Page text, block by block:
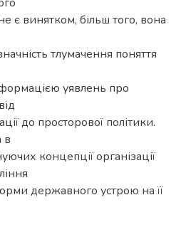
не є винятком, більш того, вона
тлумачення поняття
уявлень про
до просторової політики.
в
концепції організації
державного устрою на її